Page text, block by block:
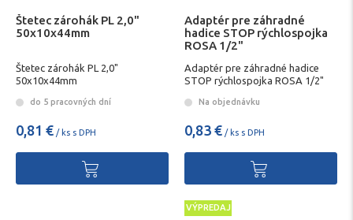
Štetec zárohák PL 2,0"
50x10x44mm
Štetec zárohák PL 2,0"
50x10x44mm
do 5 pracovných dní
0,81 € / ks s DPH
Adaptér pre záhradné
hadice STOP rýchlospojka
ROSA 1/2"
Adaptér pre záhradné hadice
STOP rýchlospojka ROSA 1/2"
Na objednávku
0,83 € / ks s DPH
VÝPREDAJ